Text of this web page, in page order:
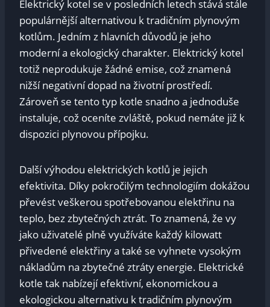
Elektrický kotel se v posledních letech stává stále
populárnější alternativou k tradičním plynovým
kotlům. Jedním z hlavních důvodů je jeho
moderní a ekologický charakter. Elektrický kotel
totiž neprodukuje žádné emise, což znamená
nižší negativní dopad na životní prostředí.
Zároveň se tento typ kotle snadno a jednoduše
instaluje, což oceníte zvláště, pokud nemáte již k
dispozici plynovou přípojku.
Další výhodou elektrických kotlů je jejich
efektivita. Díky pokročilým technologiím dokážou
převést veškerou spotřebovanou elektřinu na
teplo, bez zbytečných ztrát. To znamená, že vy
jako uživatelé plně využíváte každý kilowatt
přivedené elektřiny a také se vyhnete vysokým
nákladům na zbytečné ztráty energie. Elektrické
kotle tak nabízejí efektivní, ekonomickou a
ekologickou alternativu k tradičním plynovým